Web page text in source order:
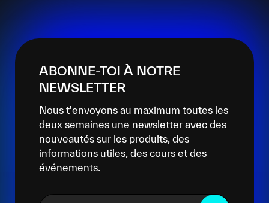
ABONNE-TOI À NOTRE
NEWSLETTER
Nous t'envoyons au maximum toutes les
deux semaines une newsletter avec des
nouveautés sur les produits, des
informations utiles, des cours et des
événements.